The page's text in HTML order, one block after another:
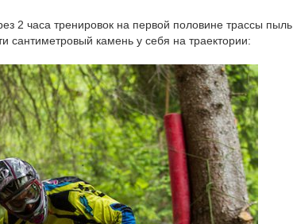
2 часа тренировок на первой половине трассы пыль
сантиметровый камень у себя на траектории: